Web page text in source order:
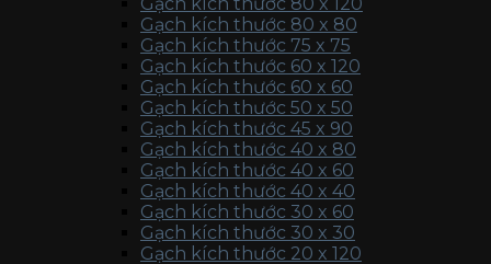
Gạch kích thước 80 x 80
Gạch kích thước 75 x 75
Gạch kích thước 60 x 120
Gạch kích thước 60 x 60
Gạch kích thước 50 x 50
Gạch kích thước 45 x 90
Gạch kích thước 40 x 80
Gạch kích thước 40 x 60
Gạch kích thước 40 x 40
Gạch kích thước 30 x 60
Gạch kích thước 30 x 30
Gạch kích thước 20 x 120